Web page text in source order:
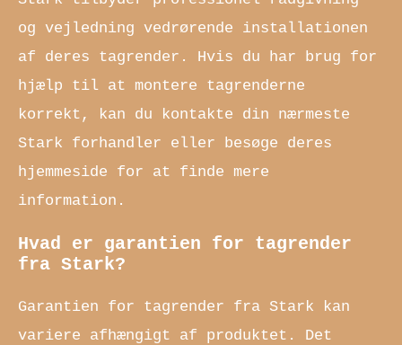
og vejledning vedrørende installationen
af deres tagrender. Hvis du har brug for
hjælp til at montere tagrenderne
korrekt, kan du kontakte din nærmeste
Stark forhandler eller besøge deres
hjemmeside for at finde mere
information.
Hvad er garantien for tagrender
fra Stark?
Garantien for tagrender fra Stark kan
variere afhængigt af produktet. Det